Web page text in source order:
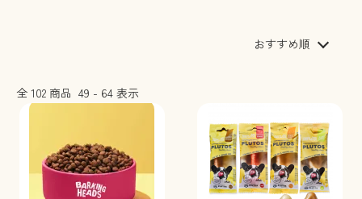
おすすめ順
全 102 商品 49 - 64 表示